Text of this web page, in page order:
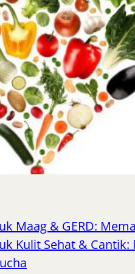
Maag & GERD:
Kulit Sehat &